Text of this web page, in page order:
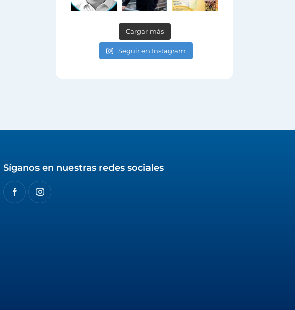
Cargar más
Seguir en Instagram
Síganos en nuestras redes sociales